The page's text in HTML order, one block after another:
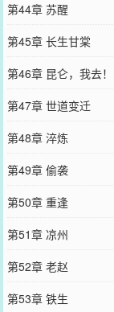
第44章 苏醒
第45章 长生甘棠
第46章 昆仑，我去！
第47章 世道变迁
第48章 淬炼
第49章 偷袭
第50章 重逢
第51章 凉州
第52章 老赵
第53章 铁生